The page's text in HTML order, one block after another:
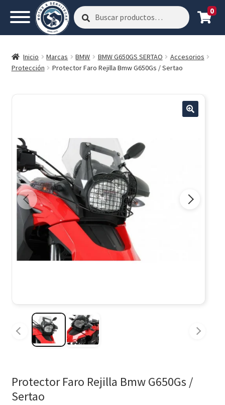
Buscar
por:
Buscar 0
Inicio Marcas BMW BMW G650GS SERTAO
Accesorios
Protección
Protector Faro Rejilla Bmw G650Gs / Sertao
Protector Faro Rejilla Bmw G650Gs /
Sertao